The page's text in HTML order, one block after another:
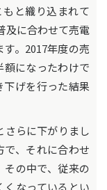
と織り込まれて
及に合わせて売電
。2017年度の売
になったわけで
下げを行った結果
らに下がりまし
、それに合わせ
の中で、従来の